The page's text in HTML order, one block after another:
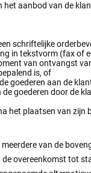
het aanbod van de
schriftelijke
in tekstvorm (fax of
van ontvangst
is, of
goederen aan de
goederen door de
het plaatsen van zijn
van de
overeenkomst tot